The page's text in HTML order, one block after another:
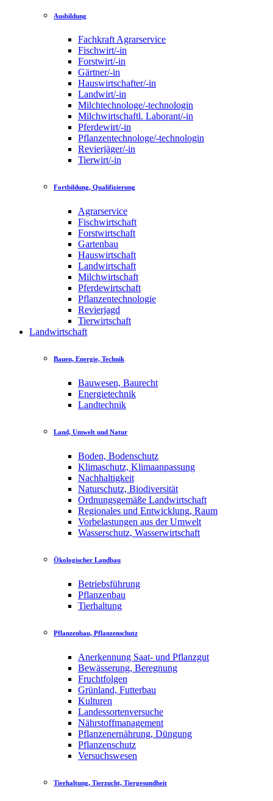
Ausbildung
Fachkraft Agrarservice
Fischwirt/-in
Forstwirt/-in
Gärtner/-in
Hauswirtschafter/-in
Landwirt/-in
Milchtechnologe/-technologin
Milchwirtschaftl. Laborant/-in
Pferdewirt/-in
Pflanzentechnologe/-technologin
Revierjäger/-in
Tierwirt/-in
Fortbildung, Qualifizierung
Agrarservice
Fischwirtschaft
Forstwirtschaft
Gartenbau
Hauswirtschaft
Landwirtschaft
Milchwirtschaft
Pferdewirtschaft
Pflanzentechnologie
Revierjagd
Tierwirtschaft
Landwirtschaft
Bauen, Energie, Technik
Bauwesen, Baurecht
Energietechnik
Landtechnik
Land, Umwelt und Natur
Boden, Bodenschutz
Klimaschutz, Klimaanpassung
Nachhaltigkeit
Naturschutz, Biodiversität
Ordnungsgemäße Landwirtschaft
Regionales und Entwicklung, Raum
Vorbelastungen aus der Umwelt
Wasserschutz, Wasserwirtschaft
Ökologischer Landbau
Betriebsführung
Pflanzenbau
Tierhaltung
Pflanzenbau, Pflanzenschutz
Anerkennung Saat- und Pflanzgut
Bewässerung, Beregnung
Fruchtfolgen
Grünland, Futterbau
Kulturen
Landessortenversuche
Nährstoffmanagement
Pflanzenernährung, Düngung
Pflanzenschutz
Versuchswesen
Tierhaltung, Tierzucht, Tiergesundheit